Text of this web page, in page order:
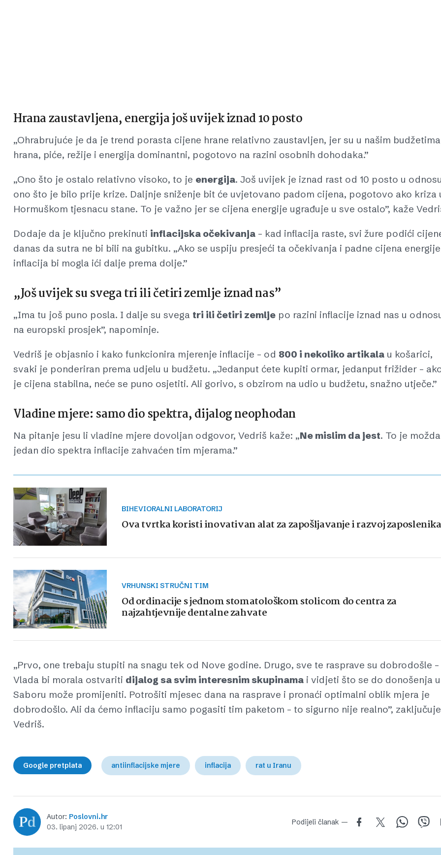
Hrana zaustavljena, energija još uvijek iznad 10 posto
„Ohrabrujuće je da je trend porasta cijene hrane relativno zaustavljen, jer su u našim budžetima
hrana, piće, režije i energija dominantni, pogotovo na razini osobnih dohodaka.”
„Ono što je ostalo relativno visoko, to je energija. Još uvijek je iznad rast od 10 posto u
ono što je bilo prije krize. Daljnje sniženje bit će uvjetovano padom cijena, pogotovo ako kriza
Hormuškom tjesnacu stane. To je važno jer se cijena energije ugrađuje u sve ostalo”, kaže
Dodaje da je ključno prekinuti inflacijska očekivanja – kad inflacija raste, svi žure podići
danas da sutra ne bi bili na gubitku. „Ako se uspiju presjeći ta očekivanja i padne cijena
inflacija bi mogla ići dalje prema dolje.”
„Još uvijek su svega tri ili četiri zemlje iznad nas”
„Ima tu još puno posla. I dalje su svega tri ili četiri zemlje po razini inflacije iznad nas u
na europski prosjek”, napominje.
Vedriš je objasnio i kako funkcionira mjerenje inflacije – od 800 i nekoliko artikala u košarici,
svaki je ponderiran prema udjelu u budžetu. „Jedanput ćete kupiti ormar, jedanput frižider –
je cijena stabilna, neće se puno osjetiti. Ali gorivo, s obzirom na udio u budžetu, snažno utječe.”
Vladine mjere: samo dio spektra, dijalog neophodan
Na pitanje jesu li vladine mjere dovoljan odgovor, Vedriš kaže: „Ne mislim da jest. To je možda
jedan dio spektra inflacije zahvaćen tim mjerama.”
BIHEVIORALNI LABORATORIJ
Ova tvrtka koristi inovativan alat za zapošljavanje i razvoj zaposlenika
VRHUNSKI STRUČNI TIM
Od ordinacije s jednom stomatološkom stolicom do centra za
najzahtjevnije dentalne zahvate
„Prvo, one trebaju stupiti na snagu tek od Nove godine. Drugo, sve te rasprave su dobrodošle –
Vlada bi morala ostvariti dijalog sa svim interesnim skupinama i vidjeti što se do donošenja u
Saboru može promijeniti. Potrošiti mjesec dana na rasprave i pronaći optimalni oblik mjera je
dobrodošlo. Ali da ćemo inflaciju samo pogasiti tim paketom – to sigurno nije realno”, zaključuje
Vedriš.
Google pretplata antiinflacijske mjere inflacija rat u Iranu
Autor: Poslovni.hr
03. lipanj 2026. u 12:01
Podijeli članak —